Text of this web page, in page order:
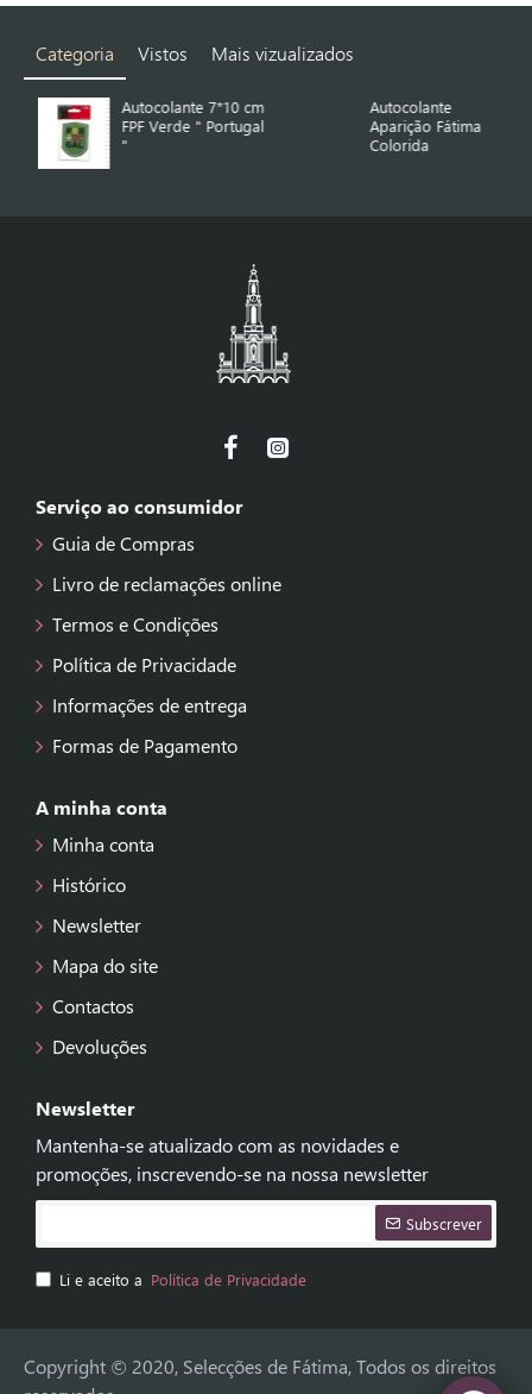
Categoria Vistos Mais vizualizados
Autocolante 7*10 cm
FPF Verde " Portugal
"
Autocolante
Aparição Fátima
Colorida
Serviço ao consumidor
Guia de Compras
Livro de reclamações online
Termos e Condições
Política de Privacidade
Informações de entrega
Formas de Pagamento
A minha conta
Minha conta
Histórico
Newsletter
Mapa do site
Contactos
Devoluções
Newsletter
Mantenha-se atualizado com as novidades e
promoções, inscrevendo-se na nossa newsletter
Subscrever
Li e aceito a Política de Privacidade
Copyright © 2020, Selecções de Fátima, Todos os direitos